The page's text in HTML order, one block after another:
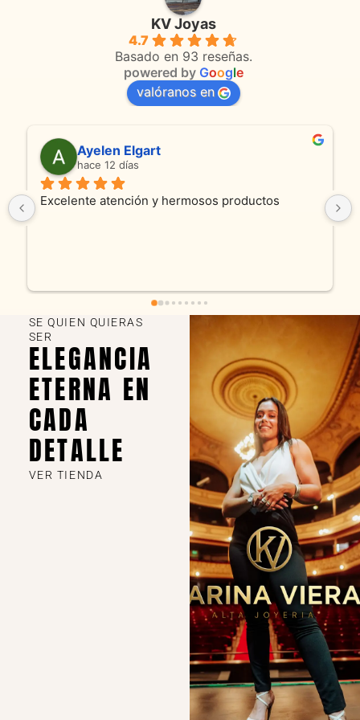
KV Joyas
4.7
Basado en 93 reseñas.
powered by Google
valóranos en
Anmamaca
hace 22 días
Son absolutamente espectaculares tanto
productos como atencion. Hoy recibimos
SE QUIEN QUIERAS
SER
ELEGANCIA
ETERNA EN
CADA
DETALLE
VER TIENDA